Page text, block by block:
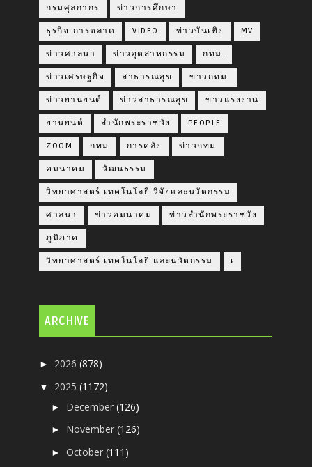
กรมศุลกากร ข่าวการศึกษา
ธุรกิจ-การตลาด VIDEO ข่าวบันเทิง MV
ข่าวศาลนา ข่าวอุตสาหกรรม กทม.
ข่าวเศรษฐกิจ สาธารณสุข ข่าวกทม.
ข่าวยานยนต์ ข่าวสาธารณสุข ข่าวแรงงาน
ยานยนต์ สำนักพระราชวัง PEOPLE
ZOOM กทม การคลัง ข่าวกทม
คมนาคม วัฒนธรรม
วิทยาศาสตร์ เทคโนโลยี วิจัยและนวัตกรรม
ศาลนา ข่าวคมนาคม ข่าวสำนักพระราชวัง
ภูมิภาค
วิทยาศาสตร์ เทคโนโลยี และนวัตกรรม เ
ARCHIVE
► 2026(878)
▼ 2025(1172)
► December(126)
► November(126)
►October(111)